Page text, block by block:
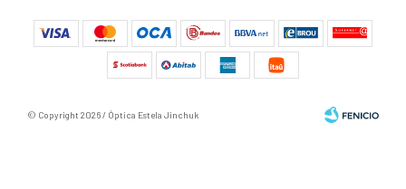
© Copyright 2026 / Óptica Estela Jinchuk